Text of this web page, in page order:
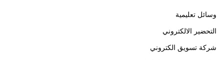
وسائل تعليمية
التحضير الالكتروني
شركة تسويق الكتروني